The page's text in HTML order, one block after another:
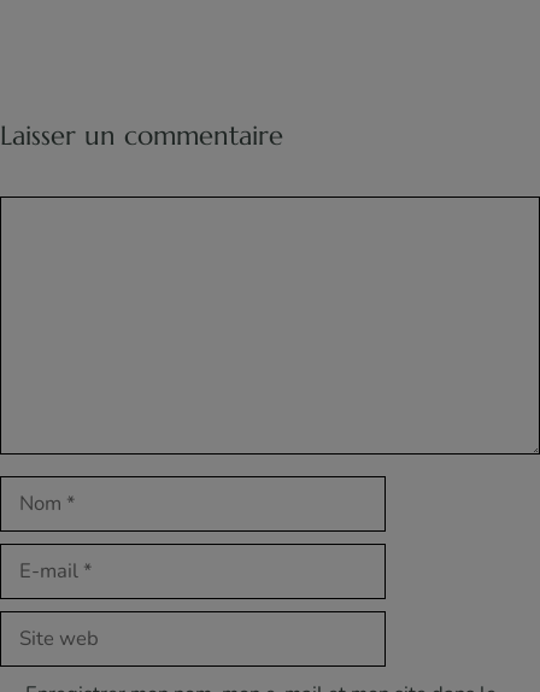
Laisser un commentaire
Nom
Site